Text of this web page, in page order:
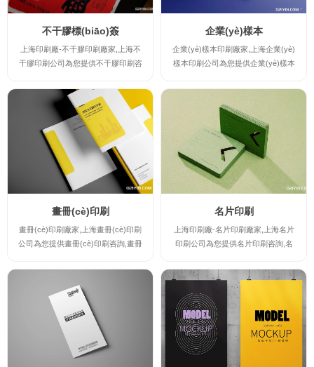
不干膠標(biāo)簽
上海印刷廠-不干膠印刷廠家,上海不
干膠印刷公司為您提供不干膠印刷咨
ī)格及不干膠印刷報(bào)價(jià),讓您
實(shí)時(shí)了解不干膠印刷廠家
的最新規(guī)格及報(bào)價(jià),并
提供不干膠印刷時(shí)的注意事項(x
iàng),印刷出讓您滿意的高檔不干膠
印刷產(chǎn)品。
企業(yè)樣本
企業(yè)樣本印刷廠家,上海企業(yè)
樣本印刷公司為您提供企業(yè)樣本
è)樣本印刷案例,企業(yè)樣本印刷規
(guī)格及企業(yè)樣本印刷報(bào)
價(jià),讓您實(shí)時(shí)了解企業(y
è)樣本印刷廠家的最新規(guī)格及報
(bào)價(jià),并提供企業(yè)樣本印刷
時(shí)的注意事項(xiàng),印刷出讓
您滿意的高檔企業(yè)樣本印...
畫冊(cè)印刷
畫冊(cè)印刷廠家,上海畫冊(cè)印刷
公司為您提供畫冊(cè)印刷咨詢,畫冊
及畫冊(cè)印刷報(bào)價(jià),讓您實
(shí)時(shí)了解畫冊(cè)印刷廠家的
最新規(guī)格及報(bào)價(jià),并提
供畫冊(cè)印刷時(shí)的注意事項(xi
àng),印刷出讓您滿意的高檔畫冊(cè)
印刷產(chǎn)品。
名片印刷
上海印刷廠-名片印刷廠家,上海名片
印刷公司為您提供名片印刷咨詢,名
片印刷報(bào)價(jià),讓您實(shí)時
(shí)了解名片印刷廠家的最新規(gu
ī)格及報(bào)價(jià),并提供名片印刷
時(shí)的注意事項(xiàng),印刷出讓
您滿意的高檔名片印刷產(chǎn)品。